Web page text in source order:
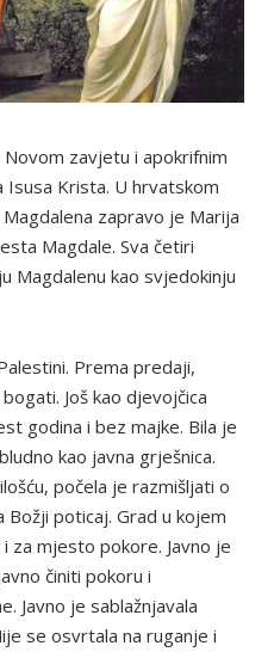
zavjetu i apokrifnim
Isusa Krista. U hrvatskom
zapravo je Marija
Magdale. Sva četiri
Magdalenu kao svjedokinju
Prema predaji,
Još kao djevojčica
godina i bez majke. Bila je
kao javna grješnica.
počela je razmišljati o
Božji poticaj. Grad u kojem
za mjesto pokore. Javno je
činiti pokoru i
Javno je sablažnjavala
se osvrtala na ruganje i